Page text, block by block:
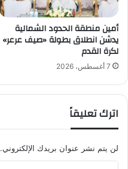
أمين منطقة الحدود الشمالية
يدشن انطلاق بطولة «صيف عرعر»
لكرة القدم
7 أغسطس، 2026
اترك تعليقاً
لن يتم نشر عنوان بريدك الإلكتروني.